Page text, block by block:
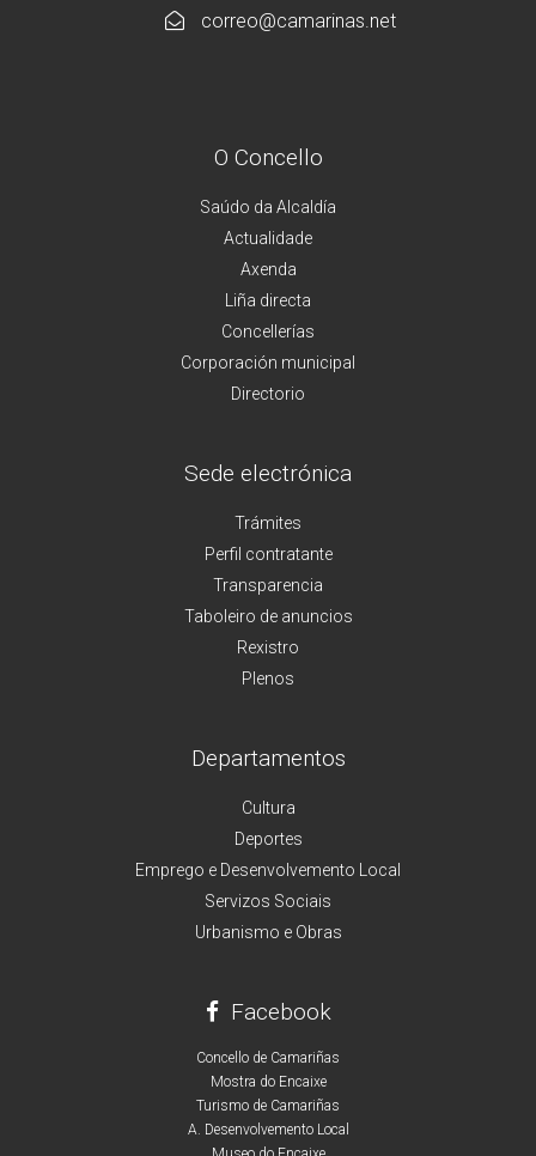
correo@camarinas.net
O Concello
Saúdo da Alcaldía
Actualidade
Axenda
Liña directa
Concellerías
Corporación municipal
Directorio
Sede electrónica
Trámites
Perfil contratante
Transparencia
Taboleiro de anuncios
Rexistro
Plenos
Departamentos
Cultura
Deportes
Emprego e Desenvolvemento Local
Servizos Sociais
Urbanismo e Obras
Facebook
Concello de Camariñas
Mostra do Encaixe
Turismo de Camariñas
A. Desenvolvemento Local